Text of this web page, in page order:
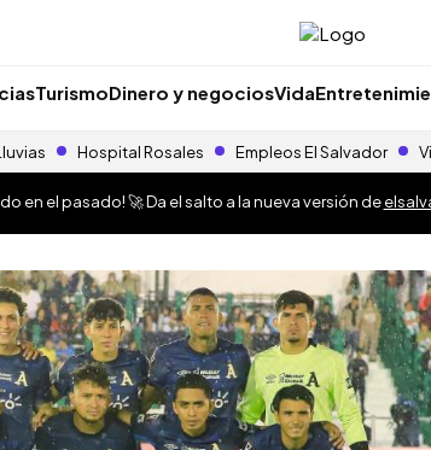
TurismoDinero y negociosVida
Hospital Rosales Empleos El Salvador
en el pasado! 🚀 Da el salto a la nueva versión de